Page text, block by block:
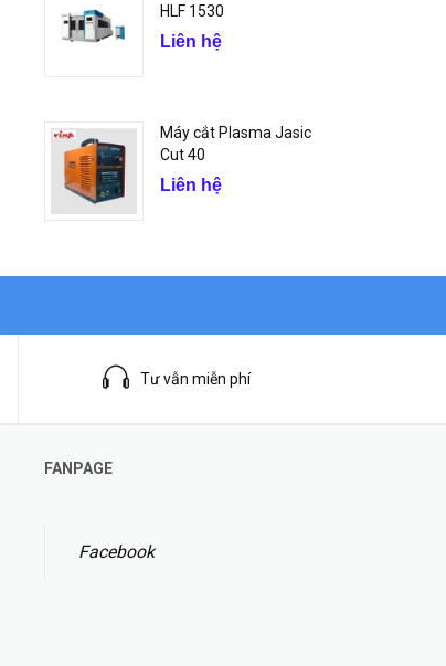
HLF 1530
Liên hệ
Máy cắt Plasma Jasic
Cut 40
Liên hệ
Tư vẫn miễn phí
FANPAGE
Facebook